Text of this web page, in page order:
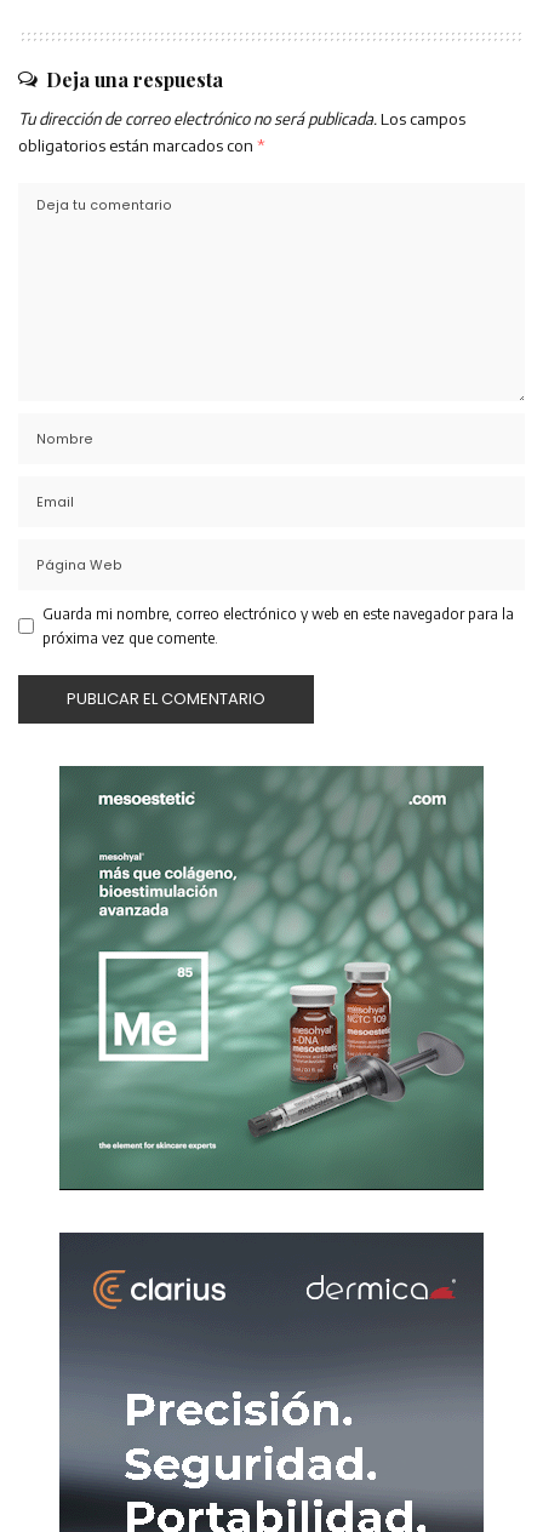
Deja una respuesta
Tu dirección de correo electrónico no será publicada. Los campos
obligatorios están marcados con *
Guarda mi nombre, correo electrónico y web en este navegador para la
próxima vez que comente.